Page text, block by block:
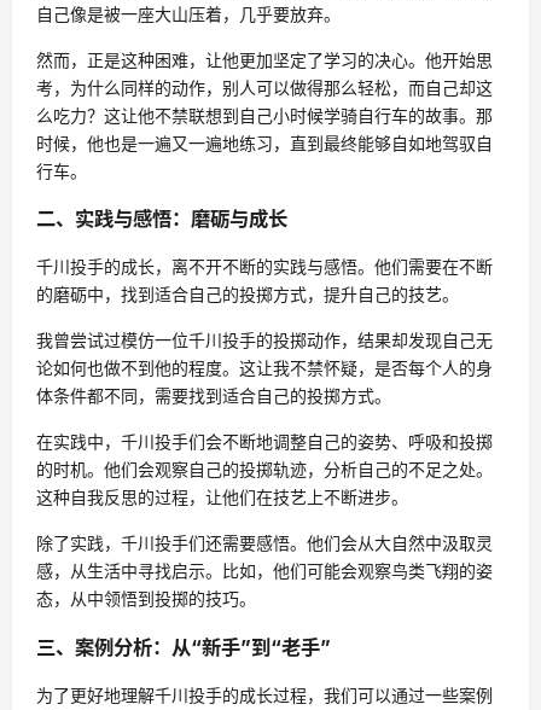
自己像是被一座大山压着，几乎要放弃。
然而，正是这种困难，让他更加坚定了学习的决心。他开始思
考，为什么同样的动作，别人可以做得那么轻松，而自己却这
么吃力？这让他不禁联想到自己小时候学骑自行车的故事。那
时候，他也是一遍又一遍地练习，直到最终能够自如地驾驭自
行车。
二、实践与感悟：磨砺与成长
千川投手的成长，离不开不断的实践与感悟。他们需要在不断
的磨砺中，找到适合自己的投掷方式，提升自己的技艺。
我曾尝试过模仿一位千川投手的投掷动作，结果却发现自己无
论如何也做不到他的程度。这让我不禁怀疑，是否每个人的身
体条件都不同，需要找到适合自己的投掷方式。
在实践中，千川投手们会不断地调整自己的姿势、呼吸和投掷
的时机。他们会观察自己的投掷轨迹，分析自己的不足之处。
这种自我反思的过程，让他们在技艺上不断进步。
除了实践，千川投手们还需要感悟。他们会从大自然中汲取灵
感，从生活中寻找启示。比如，他们可能会观察鸟类飞翔的姿
态，从中领悟到投掷的技巧。
三、案例分析：从“新手”到“老手”
为了更好地理解千川投手的成长过程，我们可以通过一些案例